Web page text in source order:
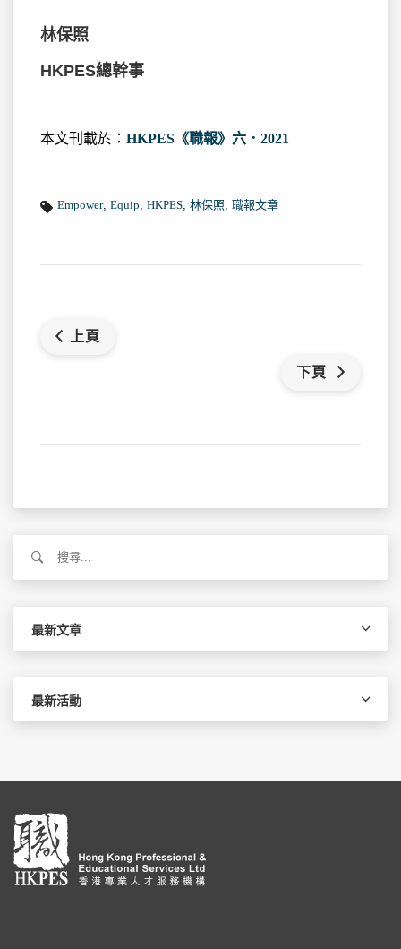
林保照
HKPES總幹事
本文刊載於： HKPES《職報》六．2021
Empower, Equip HKPES 林保照 職報文章
上頁
下頁
關
最新文章
最新活動